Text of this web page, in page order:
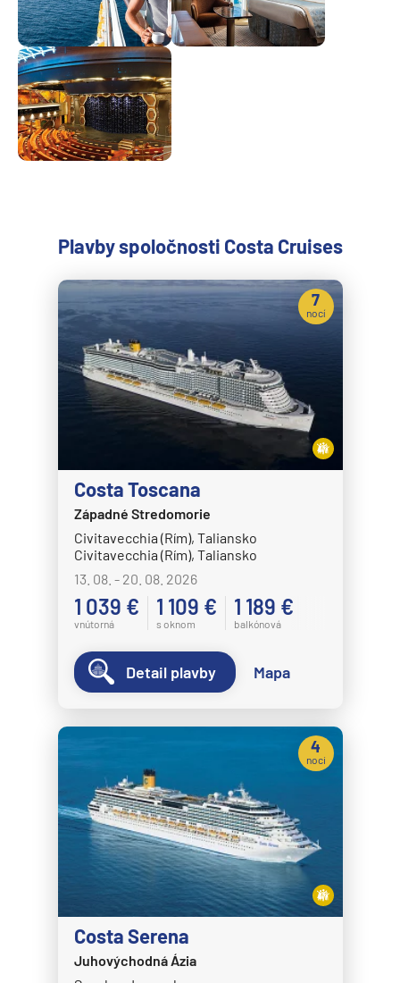
Plavby spoločnosti Costa Cruises
Costa Toscana
Západné Stredomorie
Civitavecchia (Rím), Taliansko
Civitavecchia (Rím), Taliansko
13. 08. - 20. 08. 2026
1 039 €
vnútorná
1 109 €
s oknom
1 189 €
balkónová
7
nocí
Detail plavby Mapa
Costa Serena
Juhovýchodná Ázia
4
noci